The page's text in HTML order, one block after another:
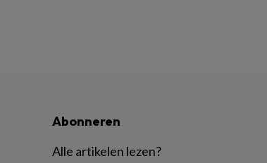
Abonneren
Alle artikelen lezen?